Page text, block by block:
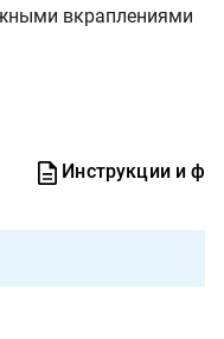
вкраплениями
Инструкции и